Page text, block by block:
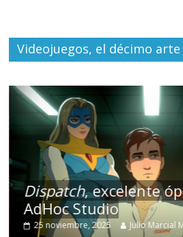
Videojuegos, el décimo arte
Dispatch, excelente
AdHoc Studio
25 noviembre, 2025 Julio Marcial